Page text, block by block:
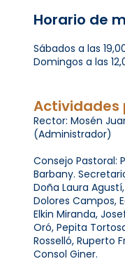
Horario de
Sábados a las
Domingos a las
Actividades
Rector: Mosén
(Administrador)
Consejo Pastoral:
Barbany.
Doña Laura
Dolores Campos,
Elkin Miranda,
Oró, Pepita
Rosselló, Ruperto
Consol Giner.